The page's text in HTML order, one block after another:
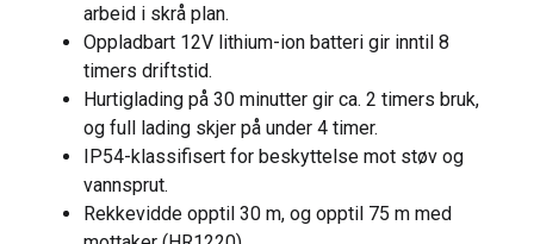
arbeid i skrå plan.
Oppladbart 12V lithium-ion batteri gir inntil 8
timers driftstid.
Hurtiglading på 30 minutter gir ca. 2 timers bruk,
og full lading skjer på under 4 timer.
IP54-klassifisert for beskyttelse mot støv og
vannsprut.
Rekkevidde opptil 30 m, og opptil 75 m med